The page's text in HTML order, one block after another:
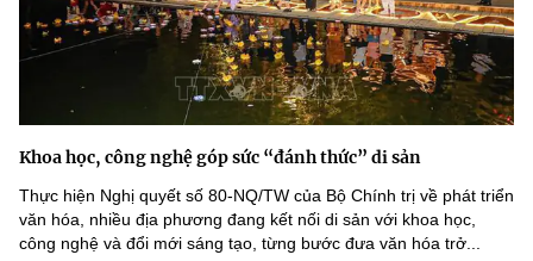
Khoa học, công nghệ góp sức “đánh thức” di sản
Thực hiện Nghị quyết số 80-NQ/TW của Bộ Chính trị về phát triển
văn hóa, nhiều địa phương đang kết nối di sản với khoa học,
công nghệ và đổi mới sáng tạo, từng bước đưa văn hóa trở...